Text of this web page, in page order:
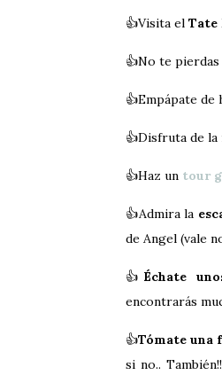
👍Visita el Tate
👍No te
👍Empápate
👍Disfruta de la
👍Haz un tour
👍Admira la
de Angel (vale
👍 Échate
encontrarás
👍Tómate una
si no..